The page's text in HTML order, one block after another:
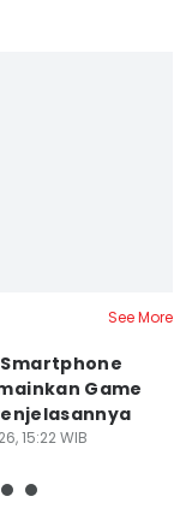
See More
Game
15:22 WIB